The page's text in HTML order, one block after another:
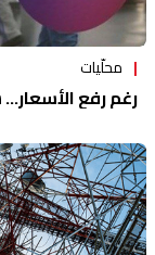
محلّيات
رغم رفع